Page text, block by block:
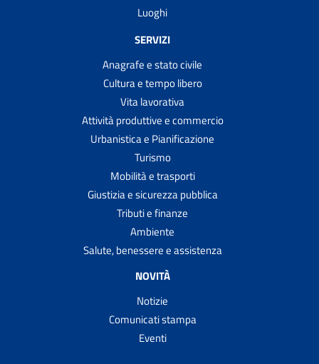
Luoghi
SERVIZI
Anagrafe e stato civile
Cultura e tempo libero
Vita lavorativa
Attività produttive e commercio
Urbanistica e Pianificazione
Turismo
Mobilità e trasporti
Giustizia e sicurezza pubblica
Tributi e finanze
Ambiente
Salute, benessere e assistenza
NOVITÀ
Notizie
Comunicati stampa
Eventi